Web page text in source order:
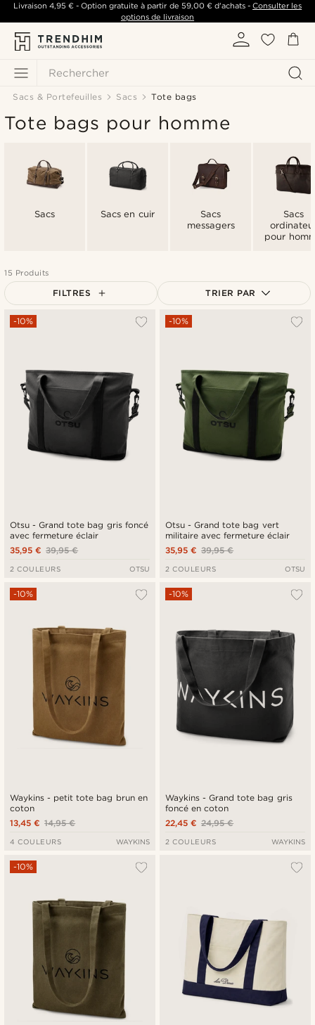
Rechercher
Livraison 4,95 €- Option gratuite à partir de 59,00 €d'achats -Consulter les
options de livraison
Sacs & Portefeuilles Sacs Tote bags
Tote bags pour homme
Sacs Sacs en cuir
Sacs
messagers
Sacs
pour
15 Produits
FILTRES TRIER PAR
Le plus populaire
Prix décroissant
Otsu - Grand tote bag gris foncé
avec fermeture éclair
-10%
39,95 €
35,95 €
2 COULEURS OTSU
Otsu - Grand tote bag vert
militaire avec fermeture éclair
-10%
39,95 €
35,95 €
2 COULEURS OTSU
Waykins - petit tote bag brun en
coton
-10%
14,95 €
13,45 €
4 COULEURS WAYKINS
Waykins - Grand tote bag gris
foncé en coton
-10%
24,95 €
22,45 €
2 COULEURS WAYKINS
-10%